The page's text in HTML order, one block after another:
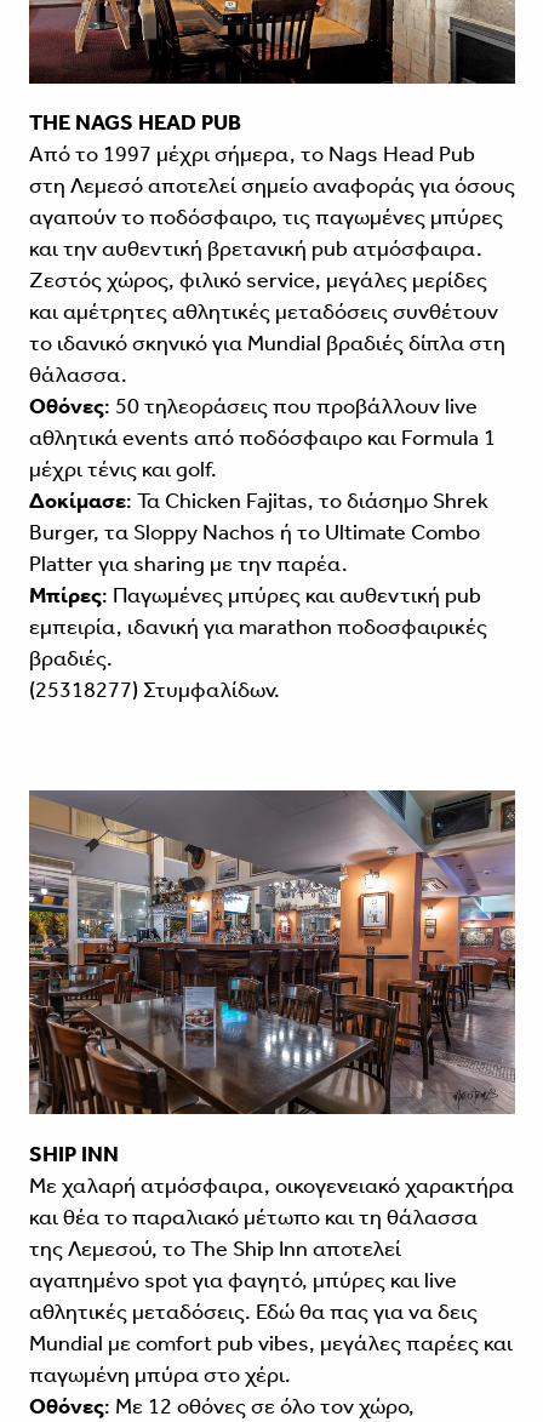
THE NAGS HEAD PUB
Από το 1997 μέχρι σήμερα, το Nags Head Pub
στη Λεμεσό αποτελεί σημείο αναφοράς για όσους
αγαπούν το ποδόσφαιρο, τις παγωμένες μπύρες
και την αυθεντική βρετανική pub ατμόσφαιρα.
Ζεστός χώρος, φιλικό service, μεγάλες μερίδες
και αμέτρητες αθλητικές μεταδόσεις συνθέτουν
το ιδανικό σκηνικό για Mundial βραδιές δίπλα στη
θάλασσα.
Οθόνες: 50 τηλεοράσεις που προβάλλουν live
αθλητικά events από ποδόσφαιρο και Formula 1
μέχρι τένις και golf.
Δοκίμασε: Τα Chicken Fajitas, το διάσημο Shrek
Burger, τα Sloppy Nachos ή το Ultimate Combo
Platter για sharing με την παρέα.
Μπίρες: Παγωμένες μπύρες και αυθεντική pub
εμπειρία, ιδανική για marathon ποδοσφαιρικές
βραδιές.
(25318277) Στυμφαλίδων.
SHIP INN
Με χαλαρή ατμόσφαιρα, οικογενειακό χαρακτήρα
και θέα το παραλιακό μέτωπο και τη θάλασσα
της Λεμεσού, το The Ship Inn αποτελεί
αγαπημένο spot για φαγητό, μπύρες και live
αθλητικές μεταδόσεις. Εδώ θα πας για να δεις
Mundial με comfort pub vibes, μεγάλες παρέες και
παγωμένη μπύρα στο χέρι.
Οθόνες: Με 12 οθόνες σε όλο τον χώρο,